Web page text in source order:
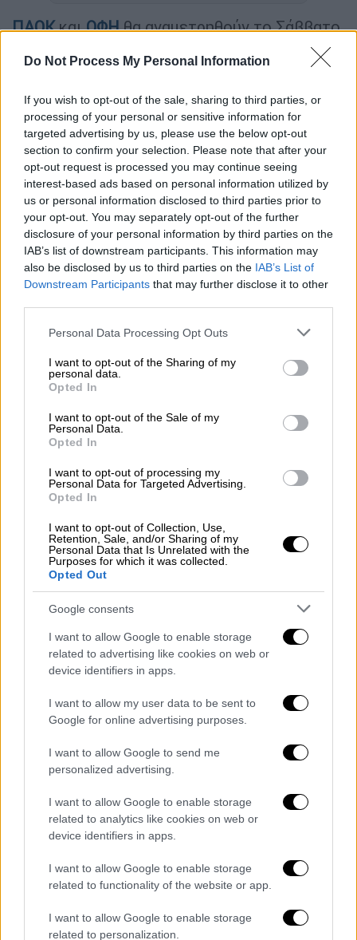
Do Not Process My Personal Information
If you wish to opt-out of the sale, sharing to third parties, or
processing of your personal or sensitive information for
targeted advertising by us, please use the below opt-out
section to confirm your selection. Please note that after your
opt-out request is processed you may continue seeing
interest-based ads based on personal information utilized by
us or personal information disclosed to third parties prior to
your opt-out. You may separately opt-out of the further
disclosure of your personal information by third parties on the
IAB’s list of downstream participants. This information may
also be disclosed by us to third parties on the IAB’s List of
Downstream Participants that may further disclose it to other
Please note that this website/app uses one or more Google
not limited to your visit or usage behaviour. You may click to
grant or deny consent to Google and its third-party tags to
use your data for below specified purposes in below Google
consent section.
Personal Data Processing Opt Outs
I want to opt-out of the Sharing of my
personal data.
Opted In
I want to opt-out of the Sale of my
Personal Data.
Opted In
I want to opt-out of processing my
Personal Data for Targeted Advertising.
Opted In
I want to opt-out of Collection, Use,
Retention, Sale, and/or Sharing of my
Personal Data that Is Unrelated with the
Purposes for which it was collected.
Opted Out
Google consents
I want to allow Google to enable storage
related to advertising like cookies on web or
device identifiers in apps.
I want to allow my user data to be sent to
Google for online advertising purposes.
I want to allow Google to send me
personalized advertising.
I want to allow Google to enable storage
related to analytics like cookies on web or
device identifiers in apps.
I want to allow Google to enable storage
related to functionality of the website or app.
I want to allow Google to enable storage
related to personalization.
ΠΑΟΚκαιΟΦΗθα αναμετρηθούν το Σάββατο
για
τον τελικόΚυπέλλου Ελλάδαςκαι η
ότι τον αγώνα θα διευθύνουν Έλληνες
διαιτητές.
Μάλιστα κάτι τέτοιο θα γίνει για πρώτη
φορά μετά από 9 χρόνια και συγκεκριμένα
στον τελικό μεταξύΠΑΟΚκαιΑΕΚγια το
2017, όταν οΓιώργος Κομίνηςείχε σφυρίξει
εκείνον τον επεισοδιακό τελικό. Η ΚΕΔ είχε
γνωστοποιήσει εδώ και αρκετό καιρό την
απόφαση να υπάρχουν μόνο Έλληνες
διαιτητές στον φετινό τελικό, όμως το πρωί
της Δευτέρας (20/4) ανακοινώθηκε ότιθα
ΔΙΑΒΑΣΤΕ ΕΠΙΣΗΣ
Αθλητισμός|19.04.2026 22:57
Παναθηναϊκός - Ολυμπιακός 0-2: Οι
Ερυθρόλευκοι θριάμβευσαν στο
τελευταίο ντέρμπι «αιωνίων» στη
για τον τίτλο
Αθλητισμός|20.04.2026 09:00
Το μήνυμα της ΠΑΕ ΠΑΟΚ για τα 100
χρόνια: «Τέσσερα γράμματα, ένα
έμβλημα, μία ιδέα»
Αναλυτικά οι διαιτητές που θα
διευθύνουν τον τελικό Κυπέλλου:
Διαιτητής:
Ευαγγέλου
Βοηθοί:Φωτόπουλος, Καραγκιοζόπουλος
VAR:Παπαπέτρου
AVAR:Φωτιάς